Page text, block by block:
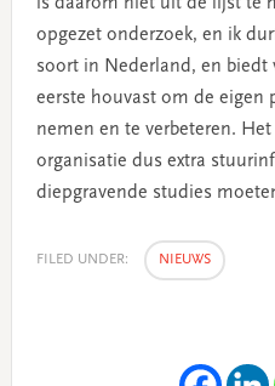
opgezet onderzoek, en ik
soort in Nederland, en biedt
eerste houvast om de eigen
nemen en te verbeteren.
organisatie dus extra
diepgravende studies
FILED UNDER: NIEUWS